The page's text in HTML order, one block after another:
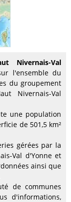
Nivernais-Val
l'ensemble du
du groupement
Nivernais-Val
une population
de 501,5 km²
gérées par la
Val d'Yonne et
ainsi que
de communes
d'informations,